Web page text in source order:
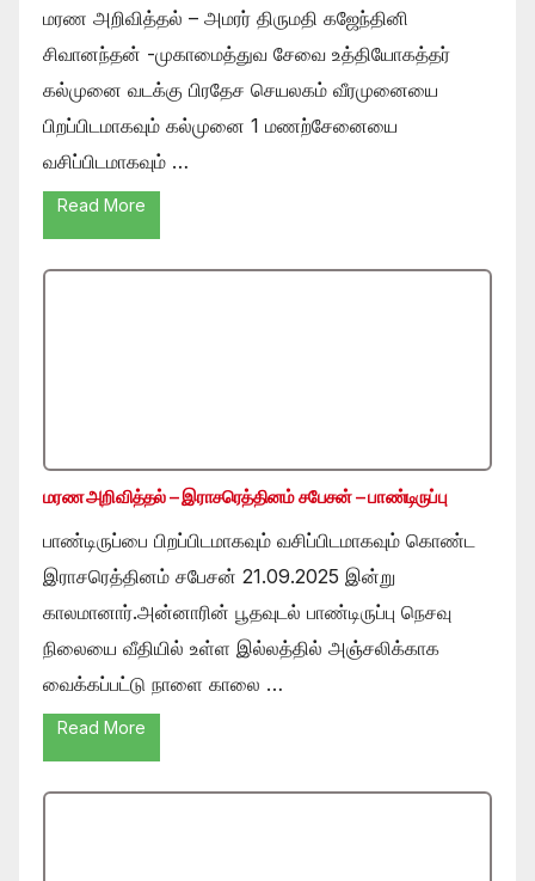
மரண அறிவித்தல் – அமரர் திருமதி கஜேந்தினி
சிவானந்தன் -முகாமைத்துவ சேவை உத்தியோகத்தர்
கல்முனை வடக்கு பிரதேச செயலகம் வீரமுனையை
பிறப்பிடமாகவும் கல்முனை 1 மணற்சேனையை
வசிப்பிடமாகவும் …
Read More
மரண அறிவித்தல் – இராசரெத்தினம் சபேசன் – பாண்டிருப்பு
பாண்டிருப்பை பிறப்பிடமாகவும் வசிப்பிடமாகவும் கொண்ட
இராசரெத்தினம் சபேசன் 21.09.2025 இன்று
காலமானார்.அன்னாரின் பூதவுடல் பாண்டிருப்பு நெசவு
நிலையை வீதியில் உள்ள இல்லத்தில் அஞ்சலிக்காக
வைக்கப்பட்டு நாளை காலை …
Read More